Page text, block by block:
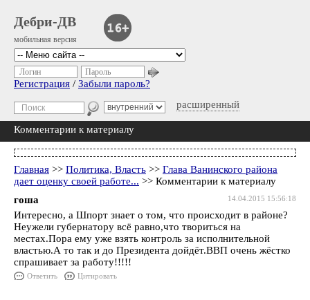
Дебри-ДВ
мобильная версия
расширенный
Логин Пароль
Регистрация / Забыли пароль?
Комментарии к материалу
Главная >> Политика, Власть >> Глава Ванинского района
дает оценку своей работе... >> Комментарии к материалу
14.04.2015 15:56:18
гоша
Интересно, а Шпорт знает о том, что происходит в районе?
Неужели губернатору всё равно,что твориться на
местах.Пора ему уже взять контроль за исполнительной
властью.А то так и до Президента дойдёт.ВВП очень жёстко
спрашивает за работу!!!!!
Ответить Цитировать